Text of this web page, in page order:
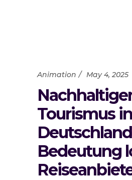
Animation May 4, 2025
Tourismus in
Bedeutung